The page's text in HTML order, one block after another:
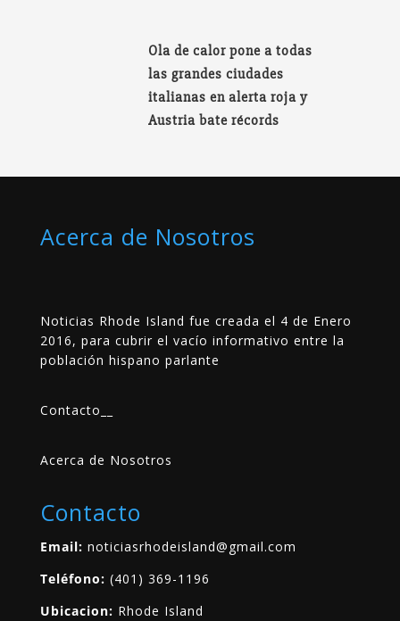
Ola de calor pone a todas
las grandes ciudades
italianas en alerta roja y
Austria bate récords
Acerca de Nosotros
Noticias Rhode Island fue creada el 4 de Enero
2016, para cubrir el vacío informativo entre la
población hispano parlante
Contacto
Acerca de Nosotros
Contacto
Email: noticiasrhodeisland@gmail.com
Teléfono: (401) 369-1196
Ubicacion: Rhode Island